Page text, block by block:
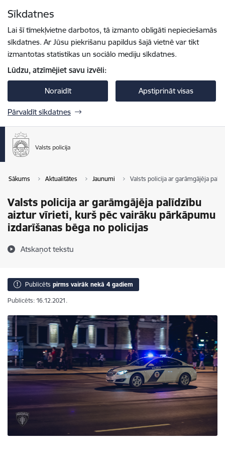
Sīkdatnes
Lai šī tīmekļvietne darbotos, tā izmanto obligāti nepieciešamās
sīkdatnes. Ar Jūsu piekrišanu papildus šajā vietnē var tikt
izmantotas statistikas un sociālo mediju sīkdatnes.
Lūdzu, atzīmējiet savu izvēli:
Noraidīt Apstiprināt visas
Pārvaldīt sīkdatnes
Sākums Aktualitātes Jaunumi Valsts policija ar garāmgājēja
Valsts policija ar garāmgājēja palīdzību
aiztur vīrieti, kurš pēc vairāku pārkāpumu
izdarīšanas bēga no policijas
Atskaņot tekstu
Publicēts pirms vairāk nekā 4 gadiem
Publicēts: 16.12.2021.